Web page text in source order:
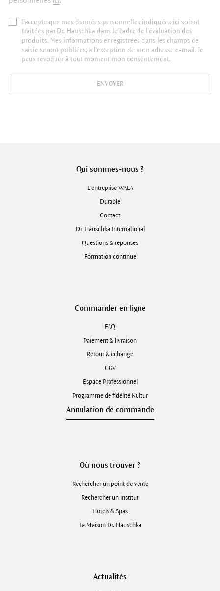
J'accepte que mes données personnelles indiquées ici soient
traitées par Dr. Hauschka dans le cadre de l'évaluation des
produits. Mes informations enregistrées dans les champs de
saisie seront publiées, à l'exception de mon adresse e-mail. Je
peux révoquer à tout moment mon consentement.
ENVOYER
Qui sommes-nous ?
L'entreprise WALA
Durable
Contact
Dr. Hauschka International
Questions & réponses
Formation continue
Commander en ligne
FAQ
Paiement & livraison
Retour & échange
CGV
Espace Professionnel
Programme de fidélité Kultur
Annulation de commande
Où nous trouver ?
Rechercher un point de vente
Rechercher un institut
Hôtels & Spas
La Maison Dr. Hauschka
Actualités